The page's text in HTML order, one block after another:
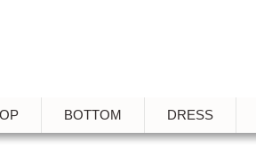
BOTTOM DRESS